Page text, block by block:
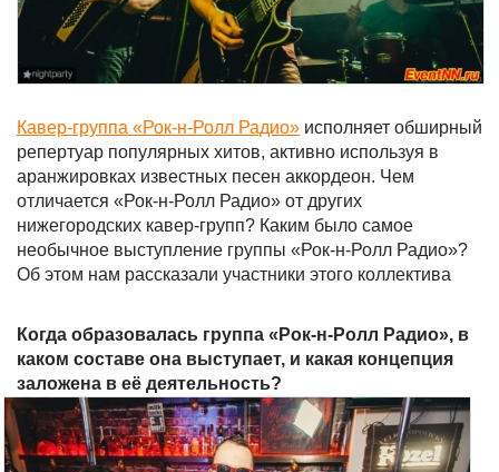
Кавер-группа «Рок-н-Ролл Радио» исполняет обширный
репертуар популярных хитов, активно используя в
аранжировках известных песен аккордеон. Чем
отличается «Рок-н-Ролл Радио» от других
нижегородских кавер-групп? Каким было самое
необычное выступление группы «Рок-н-Ролл Радио»?
Об этом нам рассказали участники этого коллектива
Когда образовалась группа «Рок-н-Ролл Радио», в
каком составе она выступает, и какая концепция
заложена в её деятельность?